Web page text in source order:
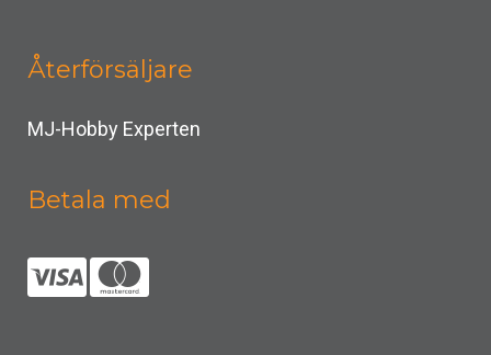
Återförsäljare
MJ-Hobby Experten
Betala med